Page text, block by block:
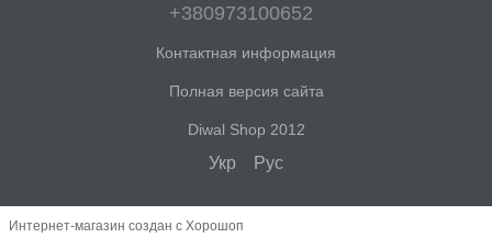
+380973100652
Контактная информация
Полная версия сайта
Diwal Shop 2012
Укр Рус
Интернет-магазин создан с Хорошоп